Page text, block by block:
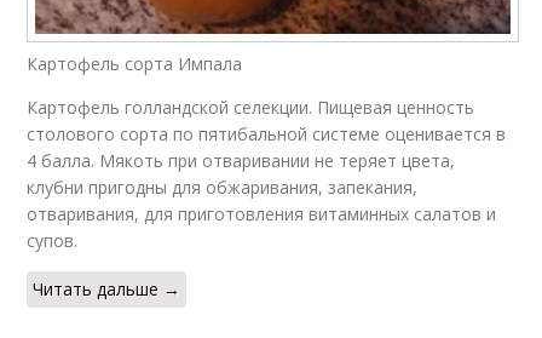
Картофель сорта Импала
Картофель голландской селекции. Пищевая ценность
столового сорта по пятибальной системе оценивается в
4 балла. Мякоть при отваривании не теряет цвета,
клубни пригодны для обжаривания, запекания,
отваривания, для приготовления витаминных салатов и
супов.
Читать дальше →